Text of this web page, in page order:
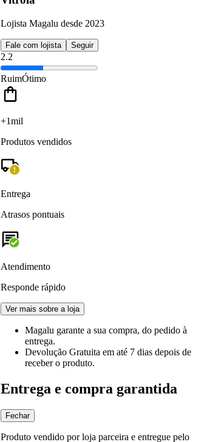
Lojista Magalu desde 2023
Fale com lojista Seguir
2.2
RuimÓtimo
+1mil
Produtos vendidos
Entrega
Atrasos pontuais
Atendimento
Responde rápido
Ver mais sobre a loja
Magalu garante a sua compra, do pedido à
entrega.
Devolução Gratuita em até 7 dias depois de
receber o produto.
Entrega e compra garantida
Fechar
Produto vendido por loja parceira e entregue pelo